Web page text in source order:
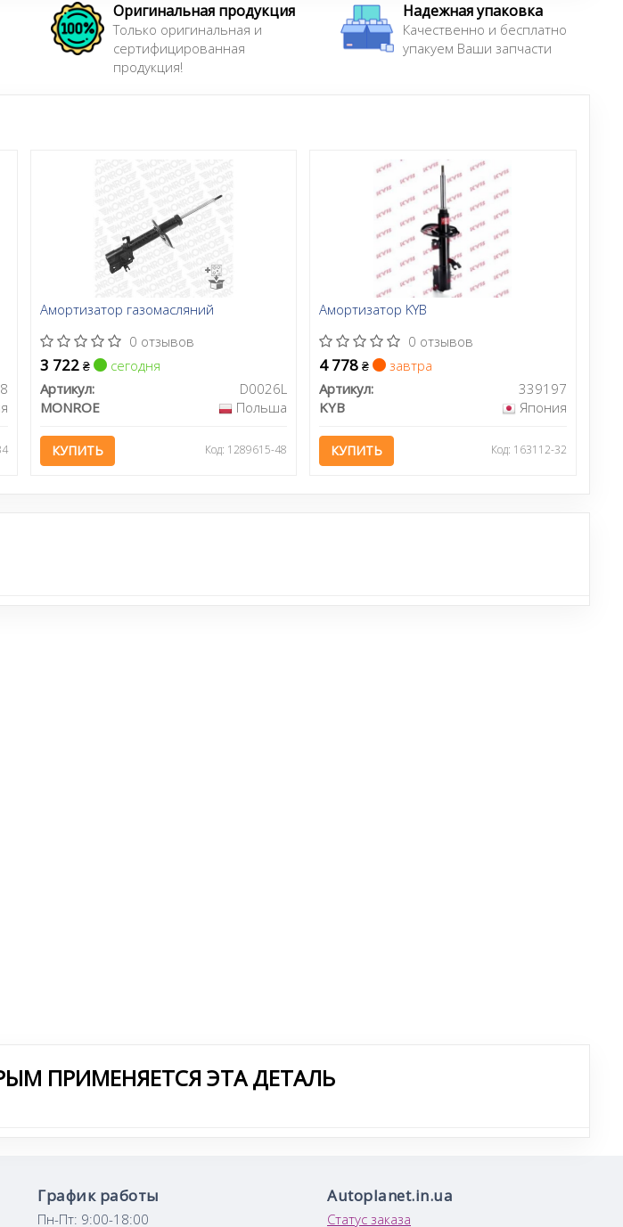
отчасти компенсируется их невысокой ценой. Важно отметить, что в ассортименте
TRW можно найти тормоза практически для всех моделей авто в мире.
Оригинальная продукция
Только оригинальная и
сертифицированная
продукция!
Надежная упаковка
Качественно и бесплатно
упакуем Ваши запчасти
Амортизатор газомасляний
0 отзывов
3 722 ₴
сегодня
Артикул:
D0026L
MONROE
Польша
КУПИТЬ Код: 1289615-48
Амортизатор KYB
0 отзывов
4 778₴
завтра
Артикул:
339197
KYB
Япония
КУПИТЬ Код: 163112-32
ПРИМЕНЯЕТСЯ ЭТА ДЕТАЛЬ
График работы
Пн-Пт: 9:00-18:00
Autoplanet.in.ua
Статус заказа